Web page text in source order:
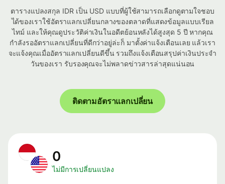
ตารางแปลงสกุล IDR เป็น USD แบบที่ผู้ใช้สามารถเลือกดูตามใจชอบ
ได้ของเราใช้อัตราแลกเปลี่ยนกลางของตลาดที่แสดงข้อมูลแบบเรียล
ไทม์ และให้คุณดูประวัติค่าเงินในอดีตย้อนหลังได้สูงสุด 5 ปี หากคุณ
กำลังรออัตราแลกเปลี่ยนที่ดีกว่าอยู่ล่ะก็ มาตั้งค่าแจ้งเตือนเลย แล้วเรา
จะแจ้งคุณเมื่ออัตราแลกเปลี่ยนดีขึ้น รวมถึงแจ้งเตือนสรุปค่าเงินประจำ
วันของเรา รับรองคุณจะไม่พลาดข่าวสารล่าสุดแน่นอน
ติดตามอัตราแลกเปลี่ยน
0
ไม่มีการเปลี่ยนแปลง